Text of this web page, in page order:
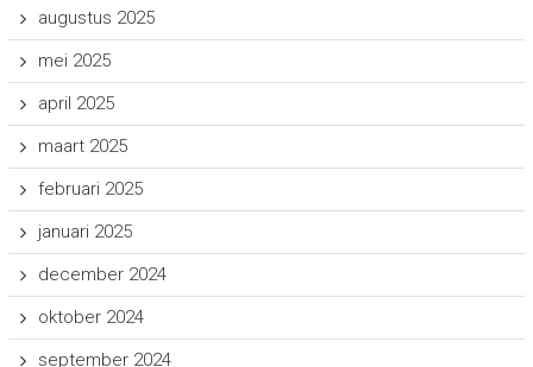
augustus 2025
mei 2025
april 2025
maart 2025
februari 2025
januari 2025
december 2024
oktober 2024
september 2024